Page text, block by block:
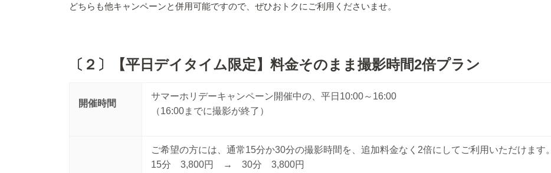
どちらも他キャンペーンと併用可能ですので、ぜひおトクにご利用くださいませ。
〔２〕【平日デイタイム限定】料金そのまま撮影時間2倍プラン
開催時間
サマーホリデーキャンペーン開催中の、平日10:00～16:00
（16:00までに撮影が終了）
ご希望の方には、通常15分か30分の撮影時間を、追加料金なく2倍にしてご利用いただけます。
15分 3,800円 → 30分 3,800円